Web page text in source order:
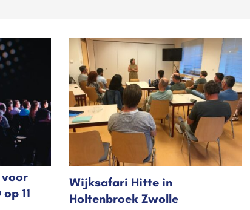
11
Wijksafari Hitte in
Holtenbroek Zwolle